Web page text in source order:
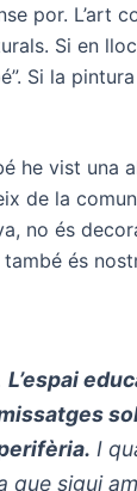
por. L’art
Si en
Si la
he vist una
de la
no és
és
L’espai
I
que sigui